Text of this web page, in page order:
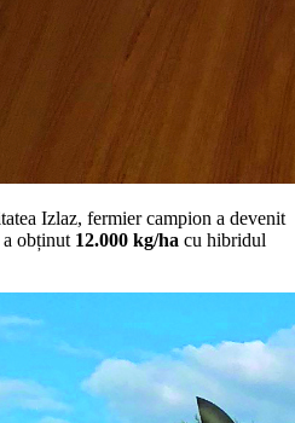
Izlaz, fermier campion a devenit
a obținut 12.000 kg/ha cu hibridul